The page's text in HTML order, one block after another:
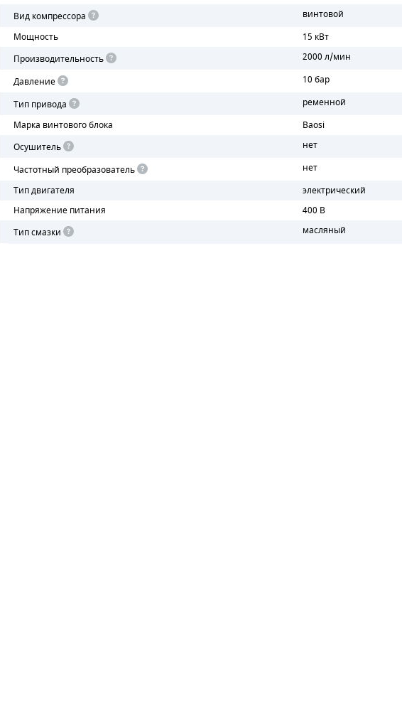
Вид компрессора
винтовой
Мощность
15 кВт
Производительность
2000 л/мин
Давление
10 бар
Тип привода
ременной
Марка винтового блока
Baosi
Осушитель
нет
Частотный преобразователь
нет
Тип двигателя
электрический
Напряжение питания
400 В
Тип смазки
масляный